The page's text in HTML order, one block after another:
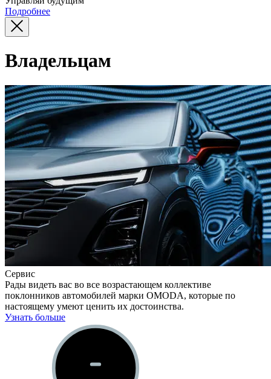
Подробнее
Владельцам
Сервис
Рады видеть вас во все возрастающем коллективе
поклонников автомобилей марки OMODA, которые по
настоящему умеют ценить их достоинства.
Узнать больше